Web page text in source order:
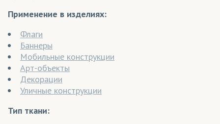
Применение в изделиях:
Флаги
Баннеры
Мобильные конструкции
Арт-объекты
Декорации
Уличные конструкции
Тип ткани: